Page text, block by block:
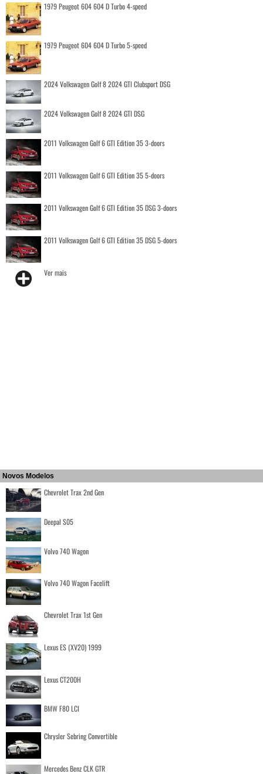
1979 Peugeot 604 604 D Turbo 4-speed
1979 Peugeot 604 604 D Turbo 5-speed
2024 Volkswagen Golf 8 2024 GTI Clubsport DSG
2024 Volkswagen Golf 8 2024 GTI DSG
2011 Volkswagen Golf 6 GTI Edition 35 3-doors
2011 Volkswagen Golf 6 GTI Edition 35 5-doors
2011 Volkswagen Golf 6 GTI Edition 35 DSG 3-doors
2011 Volkswagen Golf 6 GTI Edition 35 DSG 5-doors
Ver mais
Novos Modelos
Chevrolet Trax 2nd Gen
Deepal S05
Volvo 740 Wagon
Volvo 740 Wagon Facelift
Chevrolet Trax 1st Gen
Lexus ES (XV20) 1999
Lexus CT200H
BMW F80 LCI
Chrysler Sebring Convertible
Mercedes Benz CLK GTR